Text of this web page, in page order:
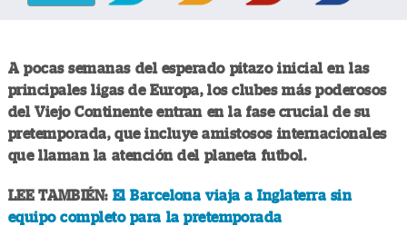
A pocas semanas del esperado pitazo inicial en las
principales ligas de Europa, los clubes más poderosos
del Viejo Continente entran en la fase crucial de su
pretemporada, que incluye amistosos internacionales
que llaman la atención del planeta futbol.
LEE TAMBIÉN: El Barcelona viaja a Inglaterra sin
equipo completo para la pretemporada